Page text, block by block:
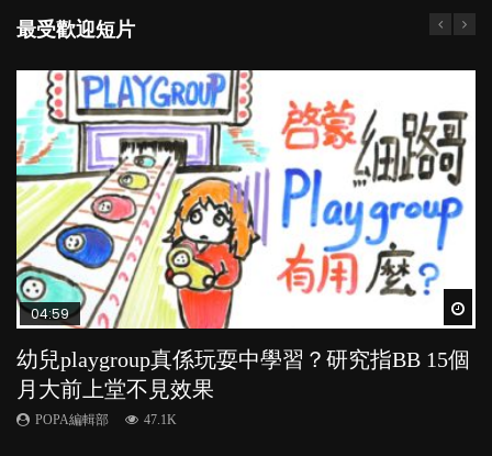
最受歡迎短片
04:59
幼兒playgroup真係玩耍中學習？研究指BB 15個
月大前上堂不見效果
POPA編輯部 47.1K
03:39
幼稚園遊戲課 如何刺激幼兒自發學習取代獎勵
與懲罰？
POPA編輯部 33.1K
03:02
老公患產後憂鬱症對BB的影響
POPA編輯部 15.9K
04:06
全職好？在職好？｜全職媽媽與在職媽媽的壓
力與價值
POPA編輯部 25.8K
03:41
BB口腔期乜都放入口，父母該制止還是放手？
POPA編輯部 25.5K